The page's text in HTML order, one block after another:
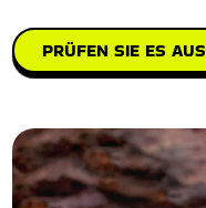
PRÜFEN SIE ES AUS